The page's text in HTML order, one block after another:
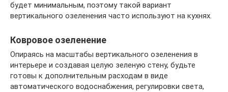
будет минимальным, поэтому такой вариант
вертикального озеленения часто используют на кухнях.
Ковровое озеленение
Опираясь на масштабы вертикального озеленения в
интерьере и создавая целую зеленую стену, будьте
готовы к дополнительным расходам в виде
автоматического водоснабжения, регулировки света,